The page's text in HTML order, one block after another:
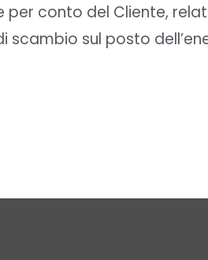
per conto del Cliente,
scambio sul posto